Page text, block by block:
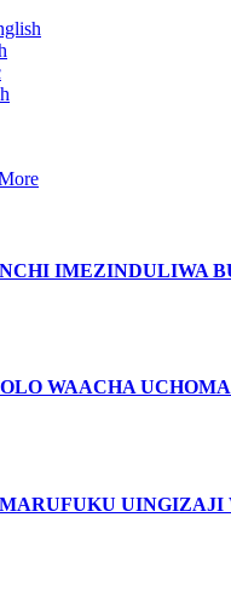
IMEZINDULIWA
WAACHA
UINGIZAJI